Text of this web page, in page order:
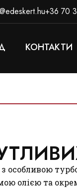
+36 70
КОНТАКТИ
особливою
олією та